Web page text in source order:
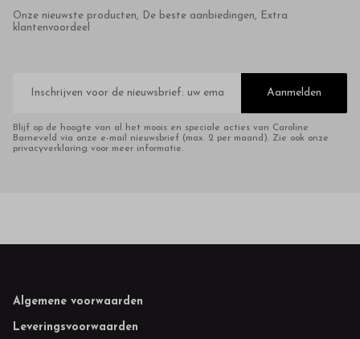
Onze nieuwste producten, De beste aanbiedingen, Extra
klantenvoordeel
mailadres
Aanmelden
Blijf op de hoogte van al het moois en speciale acties van Caroline
Barneveld via onze e-mail nieuwsbrief (max. 2 per maand). Zie ook onze
privacyverklaring voor meer informatie.
Footer
Algemene voorwaarden
Leveringsvoorwaarden